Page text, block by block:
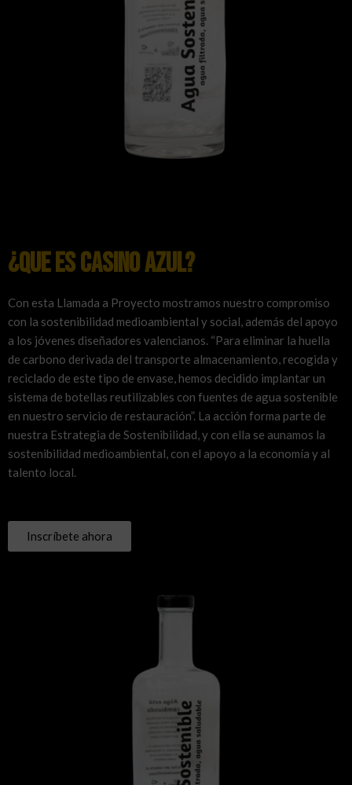
¿que es casino azul?
Con esta Llamada a Proyecto mostramos nuestro compromiso
con la sostenibilidad medioambiental y social, además del apoyo
a los jóvenes diseñadores valencianos. “Para eliminar la huella
de carbono derivada del transporte almacenamiento, recogida y
reciclado de este tipo de envase, hemos decidido implantar un
sistema de botellas reutilizables con fuentes de agua sostenible
en nuestro servicio de restauración”. La acción forma parte de
nuestra Estrategia de Sostenibilidad, y con ella se aunamos la
sostenibilidad medioambiental, con el apoyo a la economía y al
talento local.
Inscríbete ahora